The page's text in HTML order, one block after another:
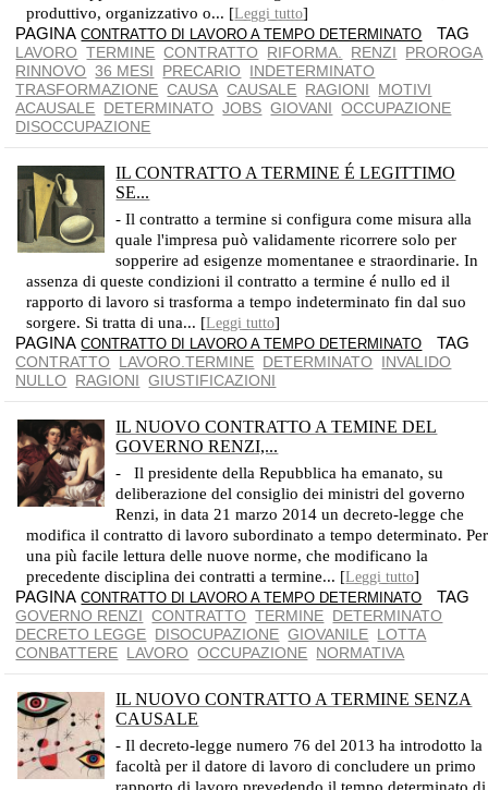
produttivo, organizzativo o... [Leggi tutto]
PAGINACONTRATTO DI LAVORO A TEMPO DETERMINATO TAG
LAVORO TERMINE CONTRATTO RIFORMA. RENZI
PROROGA
RINNOVO 36 MESI PRECARIO
INDETERMINATO
TRASFORMAZIONE CAUSA CAUSALE RAGIONI
MOTIVI
ACAUSALE DETERMINATO JOBS GIOVANI OCCUPAZIONE
DISOCCUPAZIONE
IL CONTRATTO A TERMINE É LEGITTIMO
SE...
- Il contratto a termine si configura come misura alla
quale l'impresa può validamente ricorrere solo per
sopperire ad esigenze momentanee e straordinarie. In
assenza di queste condizioni il contratto a termine é nullo ed il
rapporto di lavoro si trasforma a tempo indeterminato fin dal suo
sorgere. Si tratta di una... [Leggi tutto]
PAGINACONTRATTO DI LAVORO A TEMPO DETERMINATO TAG
CONTRATTO LAVORO.TERMINE DETERMINATO
INVALIDO
NULLO
RAGIONI GIUSTIFICAZIONI
IL NUOVO CONTRATTO A TEMINE DEL
GOVERNO RENZI,...
- Il presidente della Repubblica ha emanato, su
deliberazione del consiglio dei ministri del governo
Renzi, in data 21 marzo 2014 un decreto-legge che
modifica il contratto di lavoro subordinato a tempo determinato. Per
una più facile lettura delle nuove norme, che modificano la
precedente disciplina dei contratti a termine... [Leggi tutto]
PAGINACONTRATTO DI LAVORO A TEMPO DETERMINATO TAG
GOVERNO RENZI CONTRATTO TERMINE DETERMINATO
DECRETO LEGGE DISOCUPAZIONE GIOVANILE LOTTA
CONBATTERE LAVORO OCCUPAZIONE NORMATIVA
IL NUOVO CONTRATTO A TERMINE SENZA
CAUSALE
- Il decreto-legge numero 76 del 2013 ha introdotto la
facoltà per il datore di lavoro di concludere un primo